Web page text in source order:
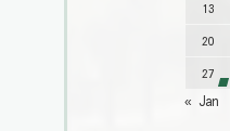
13
20
27
« Jan